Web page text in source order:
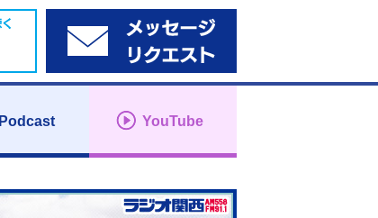
Podcast YouTube